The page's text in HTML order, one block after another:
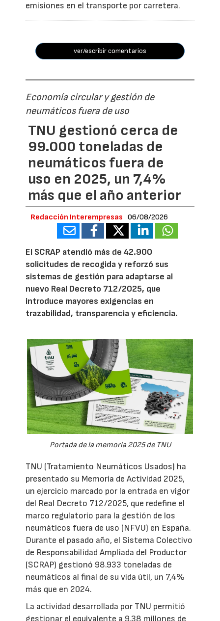
emisiones en el transporte por carretera.
ver/escribir comentarios
Economía circular y gestión de
neumáticos fuera de uso
TNU gestionó cerca de
99.000 toneladas de
neumáticos fuera de
uso en 2025, un 7,4%
más que el año anterior
Redacción Interempresas 06/08/2026
El SCRAP atendió más de 42.900
solicitudes de recogida y reforzó sus
sistemas de gestión para adaptarse al
nuevo Real Decreto 712/2025, que
introduce mayores exigencias en
trazabilidad, transparencia y eficiencia.
Portada de la memoria 2025 de TNU
TNU (Tratamiento Neumáticos Usados) ha
presentado su Memoria de Actividad 2025,
un ejercicio marcado por la entrada en vigor
del Real Decreto 712/2025, que redefine el
marco regulatorio para la gestión de los
neumáticos fuera de uso (NFVU) en España.
Durante el pasado año, el Sistema Colectivo
de Responsabilidad Ampliada del Productor
(SCRAP) gestionó 98.933 toneladas de
neumáticos al final de su vida útil, un 7,4%
más que en 2024.
La actividad desarrollada por TNU permitió
gestionar el equivalente a 9,38 millones de